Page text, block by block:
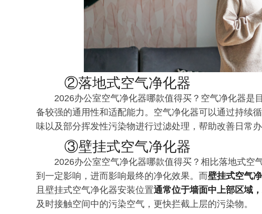
②落地式空气净化器
2026办公室空气净化器哪款值得买？空气净化器是
备较强的通用性和适配能力。空气净化器可以通过持续
味以及部分挥发性污染物进行过滤处理，帮助改善日常办
③壁挂式空气净化器
2026办公室空气净化器哪款值得买？相比落地式空
到一定影响，进而影响最终的净化效果。而壁挂式空气
且壁挂式空气净化器安装位置通常位于墙面中上部区域
及时接触空间中的污染空气，更快拦截上层的污染物。